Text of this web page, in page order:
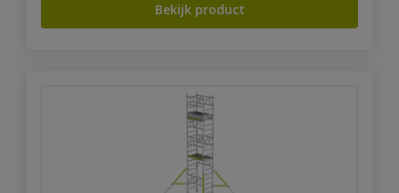
Bekijk product